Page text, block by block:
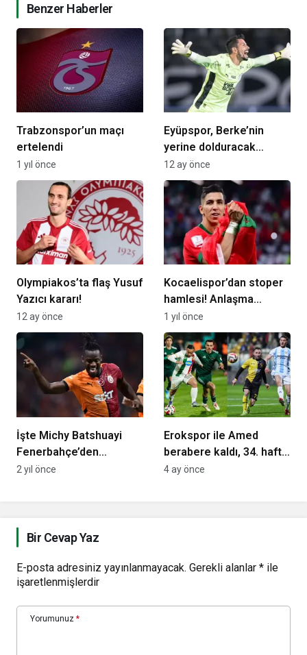
Benzer Haberler
Trabzonspor’un maçı
ertelendi
1 yıl önce
Eyüpspor, Berke’nin
yerine dolduracak
kaleciyi buldu! İmza için
İstanbul’da…
12 ay önce
Olympiakos’ta flaş Yusuf
Yazıcı kararı!
12 ay önce
Kocaelispor’dan stoper
hamlesi! Anlaşma
yakın…
1 yıl önce
İşte Michy Batshuayi
Fenerbahçe’den
ayrılışına neden olan
2 yıl önce
Erokspor ile Amed
berabere kaldı, 34. hafta
Erzurumspor’a yaradı
4 ay önce
Bir Cevap Yaz
E-posta adresiniz yayınlanmayacak. Gerekli alanlar * ile
işaretlenmişlerdir
Yorumunuz *